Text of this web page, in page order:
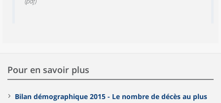
Pour en savoir plus
Bilan démographique 2015 - Le nombre de décès au plus